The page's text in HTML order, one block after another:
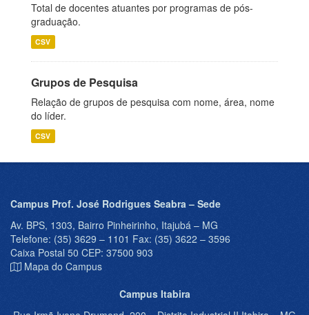
Total de docentes atuantes por programas de pós-
graduação.
CSV
Grupos de Pesquisa
Relação de grupos de pesquisa com nome, área, nome
do líder.
CSV
Campus Prof. José Rodrigues Seabra – Sede
Av. BPS, 1303, Bairro Pinheirinho, Itajubá – MG
Telefone: (35) 3629 – 1101 Fax: (35) 3622 – 3596
Caixa Postal 50 CEP: 37500 903
Mapa do Campus
Campus Itabira